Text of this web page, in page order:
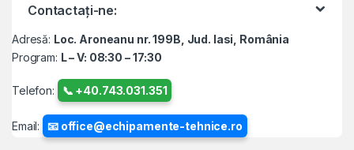
Contactați-ne:
Adresă: Loc. Aroneanu nr. 199B, Jud. Iasi, România
Program: L – V: 08:30 – 17:30
Telefon: 📞 +40.743.031.351
Email: 📧 office@echipamente-tehnice.ro